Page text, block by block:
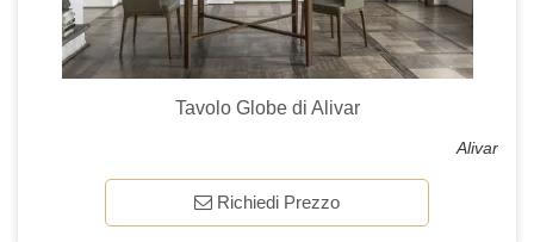
Tavolo Globe di Alivar
Alivar
Richiedi Prezzo